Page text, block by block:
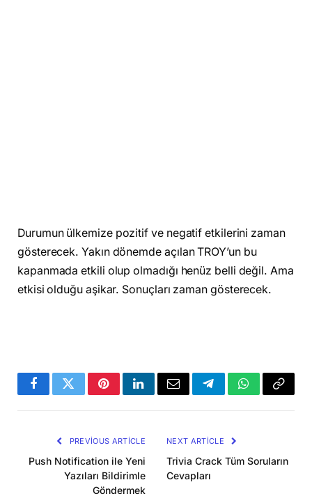
Durumun ülkemize pozitif ve negatif etkilerini zaman
gösterecek. Yakın dönemde açılan TROY’un bu
kapanmada etkili olup olmadığı henüz belli değil. Ama
etkisi olduğu aşikar. Sonuçları zaman gösterecek.
FacebookTwitterPinterestLinkedInEmail TelegramWhatsApp
Copy
PREVIOUS ARTICLE
Push Notification ile Yeni
Yazıları Bildirimle
Göndermek
NEXT ARTICLE
Trivia Crack Tüm Soruların
Cevapları